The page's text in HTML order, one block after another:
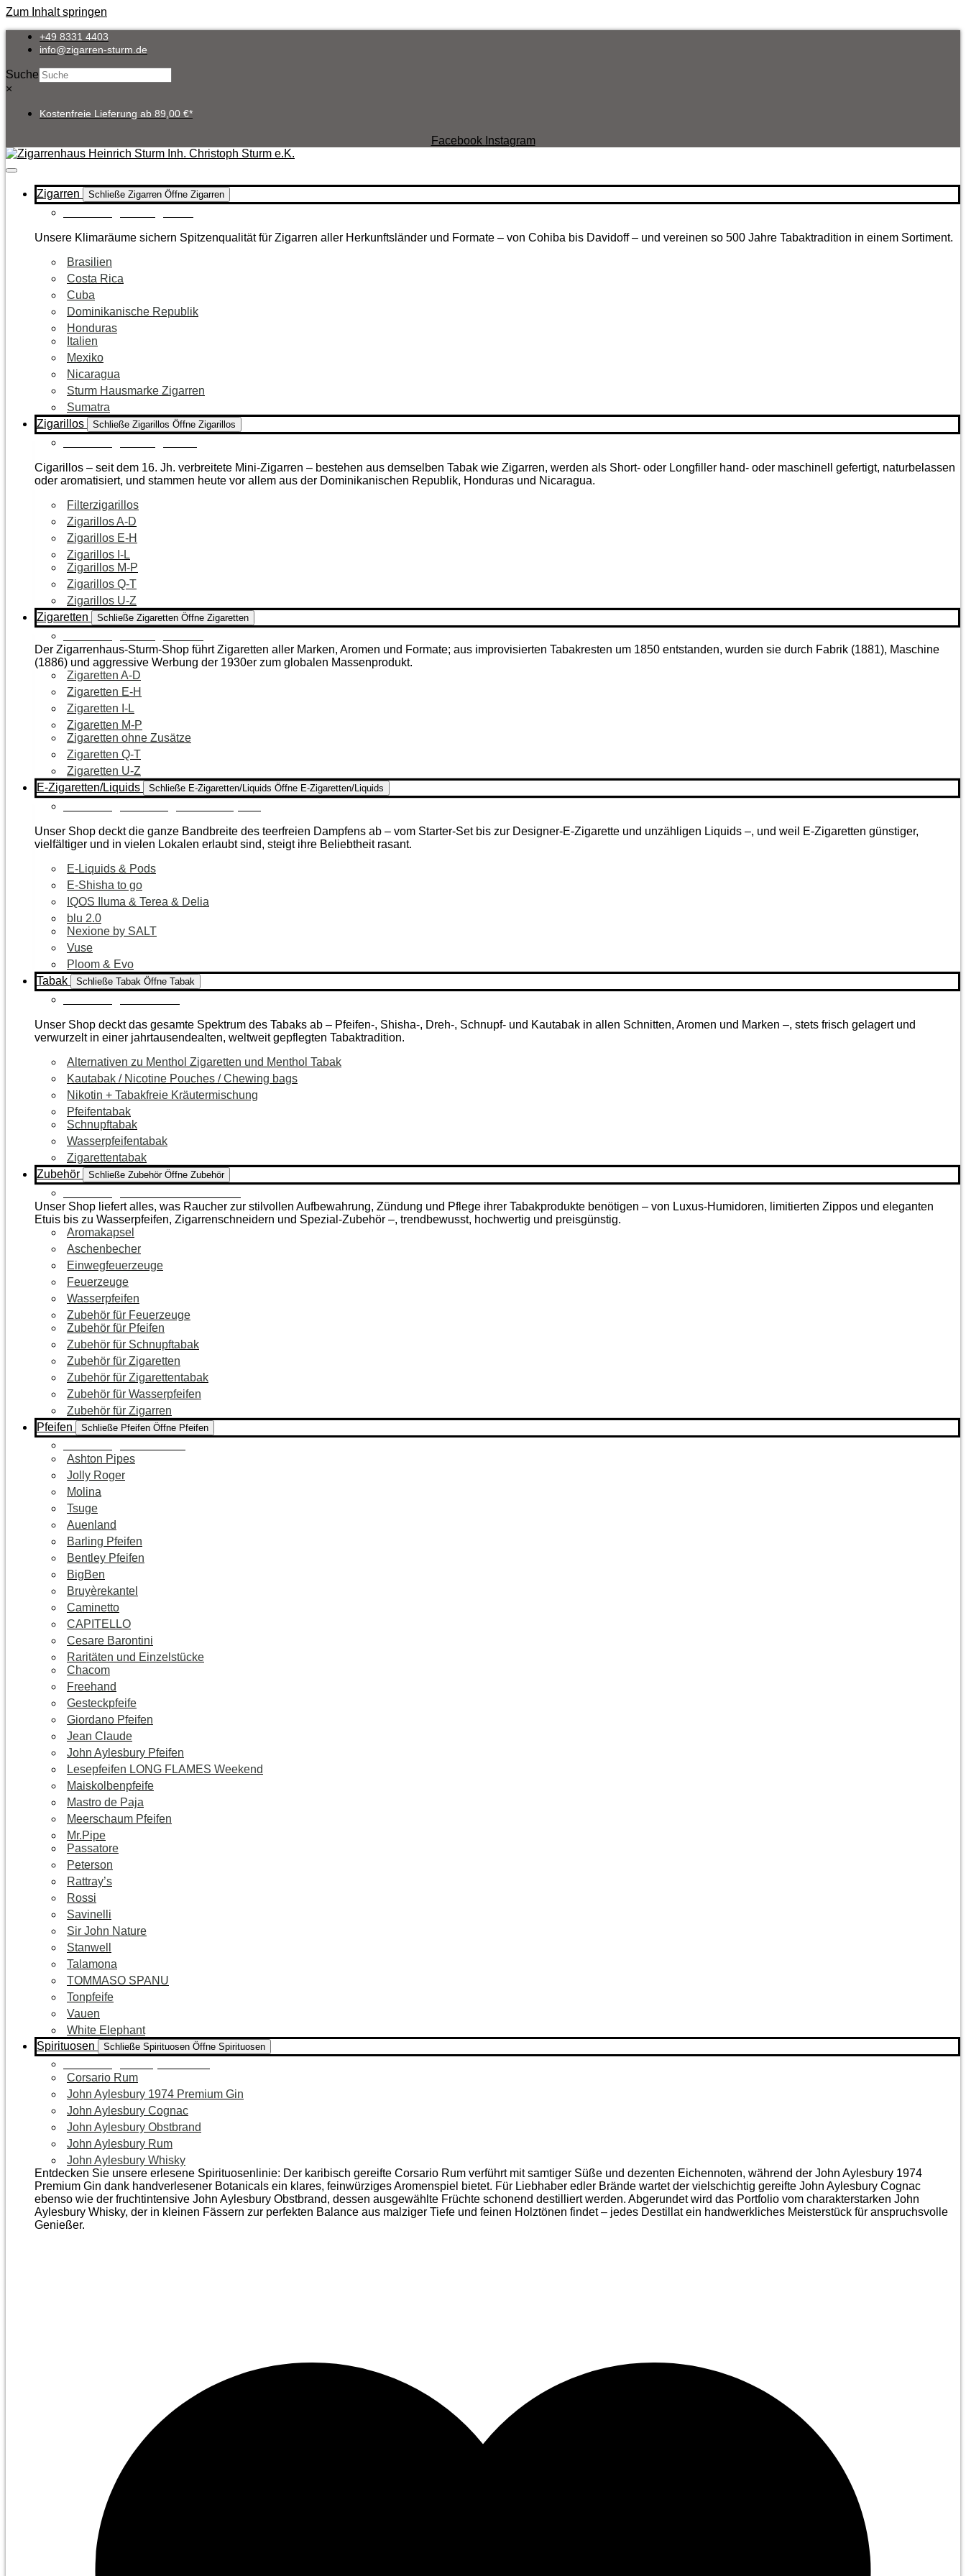
Zum Inhalt springen
+49 8331 4403
info@zigarren-sturm.de
Suche
×
Kostenfreie Lieferung ab 89,00 €*
Facebook Instagram
Zigarren Schließe Zigarren Öffne Zigarren
Unsere Klimaräume sichern Spitzenqualität für Zigarren aller Herkunftsländer und Formate – von Cohiba bis Davidoff – und vereinen so 500 Jahre Tabaktradition in einem Sortiment.
Brasilien
Costa Rica
Cuba
Dominikanische Republik
Honduras
Italien
Mexiko
Nicaragua
Sturm Hausmarke Zigarren
Sumatra
Zigarillos
Schließe Zigarillos Öffne Zigarillos
Cigarillos – seit dem 16. Jh. verbreitete Mini-Zigarren – bestehen aus demselben Tabak wie Zigarren, werden als Short- oder Longfiller hand- oder maschinell gefertigt, naturbelassen
oder aromatisiert, und stammen heute vor allem aus der Dominikanischen Republik, Honduras und Nicaragua.
Filterzigarillos
Zigarillos A-D
Zigarillos E-H
Zigarillos I-L
Zigarillos M-P
Zigarillos Q-T
Zigarillos U-Z
Zigaretten
Schließe Zigaretten Öffne Zigaretten
Der Zigarrenhaus-Sturm-Shop führt Zigaretten aller Marken, Aromen und Formate; aus improvisierten Tabakresten um 1850 entstanden, wurden sie durch Fabrik (1881), Maschine
(1886) und aggressive Werbung der 1930er zum globalen Massenprodukt.
Zigaretten A-D
Zigaretten E-H
Zigaretten I-L
Zigaretten M-P
Zigaretten ohne Zusätze
Zigaretten Q-T
Zigaretten U-Z
E-Zigaretten/Liquids
Schließe E-Zigaretten/Liquids Öffne E-Zigaretten/Liquids
Unser Shop deckt die ganze Bandbreite des teerfreien Dampfens ab – vom Starter-Set bis zur Designer-E-Zigarette und unzähligen Liquids –, und weil E-Zigaretten günstiger,
vielfältiger und in vielen Lokalen erlaubt sind, steigt ihre Beliebtheit rasant.
E-Liquids & Pods
E-Shisha to go
IQOS Iluma & Terea & Delia
blu 2.0
Nexione by SALT
Vuse
Ploom & Evo
Tabak
Schließe Tabak Öffne Tabak
Unser Shop deckt das gesamte Spektrum des Tabaks ab – Pfeifen-, Shisha-, Dreh-, Schnupf- und Kautabak in allen Schnitten, Aromen und Marken –, stets frisch gelagert und
verwurzelt in einer jahrtausendealten, weltweit gepflegten Tabaktradition.
Alternativen zu Menthol Zigaretten und Menthol Tabak
Kautabak / Nicotine Pouches / Chewing bags
Nikotin + Tabakfreie Kräutermischung
Pfeifentabak
Schnupftabak
Wasserpfeifentabak
Zigarettentabak
Zubehör
Schließe Zubehör Öffne Zubehör
Unser Shop liefert alles, was Raucher zur stilvollen Aufbewahrung, Zündung und Pflege ihrer Tabakprodukte benötigen – von Luxus-Humidoren, limitierten Zippos und eleganten
Etuis bis zu Wasserpfeifen, Zigarrenschneidern und Spezial-Zubehör –, trendbewusst, hochwertig und preisgünstig.
Aromakapsel
Aschenbecher
Einwegfeuerzeuge
Feuerzeuge
Wasserpfeifen
Zubehör für Feuerzeuge
Zubehör für Pfeifen
Zubehör für Schnupftabak
Zubehör für Zigaretten
Zubehör für Zigarettentabak
Zubehör für Wasserpfeifen
Zubehör für Zigarren
Pfeifen
Schließe Pfeifen Öffne Pfeifen
Ashton Pipes
Jolly Roger
Molina
Tsuge
Auenland
Barling Pfeifen
Bentley Pfeifen
BigBen
Bruyèrekantel
Caminetto
CAPITELLO
Cesare Barontini
Raritäten und Einzelstücke
Chacom
Freehand
Gesteckpfeife
Giordano Pfeifen
Jean Claude
John Aylesbury Pfeifen
Lesepfeifen LONG FLAMES Weekend
Maiskolbenpfeife
Mastro de Paja
Meerschaum Pfeifen
Mr.Pipe
Passatore
Peterson
Rattray’s
Rossi
Savinelli
Sir John Nature
Stanwell
Talamona
TOMMASO SPANU
Tonpfeife
Vauen
White Elephant
Spirituosen
Schließe Spirituosen Öffne Spirituosen
Corsario Rum
John Aylesbury 1974 Premium Gin
John Aylesbury Cognac
John Aylesbury Obstbrand
John Aylesbury Rum
John Aylesbury Whisky
Entdecken Sie unsere erlesene Spirituosenlinie: Der karibisch gereifte Corsario Rum verführt mit samtiger Süße und dezenten Eichen­noten, während der John Aylesbury 1974
Premium Gin dank handverlesener Botanicals ein klares, feinwürziges Aromenspiel bietet. Für Liebhaber edler Brände wartet der vielschichtig gereifte John Aylesbury Cognac
ebenso wie der frucht­intensive John Aylesbury Obstbrand, dessen ausgewählte Früchte schonend destilliert werden. Abgerundet wird das Portfolio vom charakterstarken John
Aylesbury Whisky, der in kleinen Fässern zur perfekten Balance aus malziger Tiefe und feinen Holz­tönen findet – jedes Destillat ein handwerkliches Meister­stück für anspruchsvolle
Genießer.